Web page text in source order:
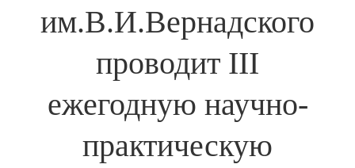
им.В.И.Вернадского
проводит III
ежегодную научно-
практическую